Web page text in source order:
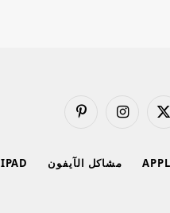
X
الانستغرامبينتيريست
مشاكل الآيفون IPAD